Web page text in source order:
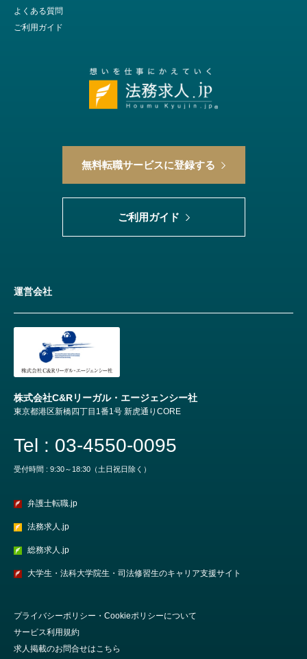
無料転職サービスに登録する
ご利用ガイド
弁護士転職.jp
法務求人.jp
総務求人.jp
大学生・法科大学院生・司法修習生のキャリア支援サイト
運営会社
株式会社C&Rリーガル・エージェンシー社
東京都港区新橋四丁目1番1号 新虎通りCORE
Tel : 03-4550-0095
受付時間 : 9:30～18:30（土日祝日除く）
よくある質問
ご利用ガイド
プライバシーポリシー・Cookieポリシーについて
サービス利用規約
求人掲載のお問合せはこちら